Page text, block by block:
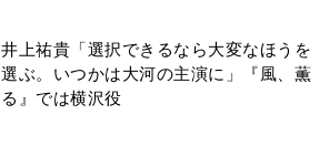
井上祐貴「選択できるなら大変なほうを
選ぶ。いつかは大河の主演に」『風、薫
る』では横沢役